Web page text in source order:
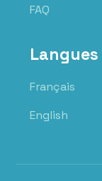
FAQ
Langues
Français
English